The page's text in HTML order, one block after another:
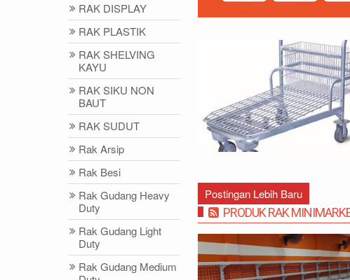
Postingan Lebih Baru
PRODUK RAK
DIDIN - (021)87786434
0812-8855-1012(WA)
didin@rajarak.co.id
IDRIS -
0812-9678-6785 (WA)
idris@rajarak.co.id
RAK DISPLAY
RAK PLASTIK
RAK SHELVING
KAYU
RAK SIKU NON
BAUT
RAK SUDUT
Rak Arsip
Rak Besi
Rak Gudang Heavy
Duty
Rak Gudang Light
Duty
Rak Gudang Medium